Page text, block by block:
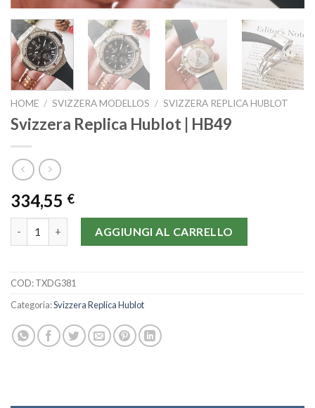
HOME / SVIZZERA MODELLOS / SVIZZERA REPLICA HUBLOT
Svizzera Replica Hublot | HB49
334,55 €
AGGIUNGI AL CARRELLO
COD:TXDG381
Categoria:Svizzera Replica Hublot